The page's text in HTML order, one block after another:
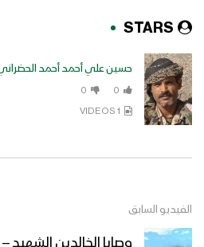
STARS
حسين علي أحمد أحمد
0
0
1 VIDEOS
الفيديو السابق
وصايا الخالدين